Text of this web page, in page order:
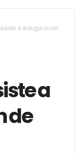
a inauguración
a
de